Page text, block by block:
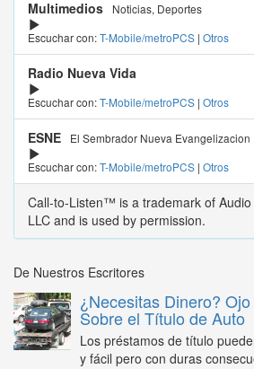
Multimedios
Noticias, Deportes
Escuchar con:T-Mobile/metroPCS | Otros
Radio Nueva Vida
Escuchar con:T-Mobile/metroPCS | Otros
ESNE
El Sembrador Nueva Evangelizacion
Escuchar con:T-Mobile/metroPCS | Otros
Call-to-Listen™ is a trademark of Audio
LLC and is used by permission.
De Nuestros Escritores
¿Necesitas Dinero?
Sobre el Título de Auto
Los préstamos de título
y fácil pero con duras